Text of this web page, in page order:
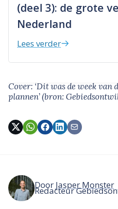
(deel 3): de grote
Nederland
Lees verder
Cover: ‘Dit was de week van
plannen’(bron:
Door Jasper Monster
Redacteur